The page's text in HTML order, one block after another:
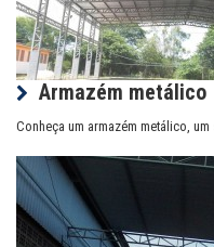
Armazém metálico
Conheça um armazém metálico, um